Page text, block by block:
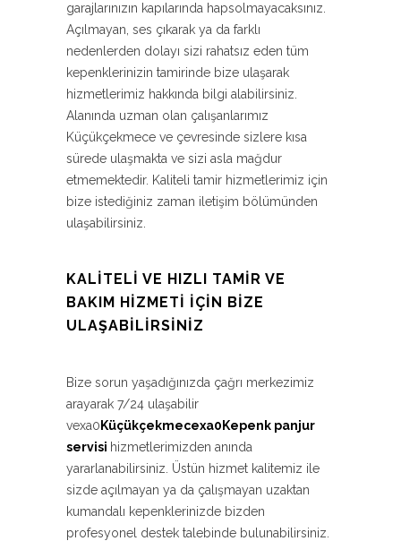
garajlarınızın kapılarında hapsolmayacaksınız.
Açılmayan, ses çıkarak ya da farklı
nedenlerden dolayı sizi rahatsız eden tüm
kepenklerinizin tamirinde bize ulaşarak
hizmetlerimiz hakkında bilgi alabilirsiniz.
Alanında uzman olan çalışanlarımız
Küçükçekmece ve çevresinde sizlere kısa
sürede ulaşmakta ve sizi asla mağdur
etmemektedir. Kaliteli tamir hizmetlerimiz için
bize istediğiniz zaman iletişim bölümünden
ulaşabilirsiniz.
KALITELI VE HIZLI TAMIR VE
BAKIM HIZMETI İÇIN BIZE
ULAŞABILIRSINIZ
Bize sorun yaşadığınızda çağrı merkezimiz
arayarak 7/24 ulaşabilir
vexa0 Küçükçekmecexa0Kepenk panjur
servisi hizmetlerimizden anında
yararlanabilirsiniz. Üstün hizmet kalitemiz ile
sizde açılmayan ya da çalışmayan uzaktan
kumandalı kepenklerinizde bizden
profesyonel destek talebinde bulunabilirsiniz.